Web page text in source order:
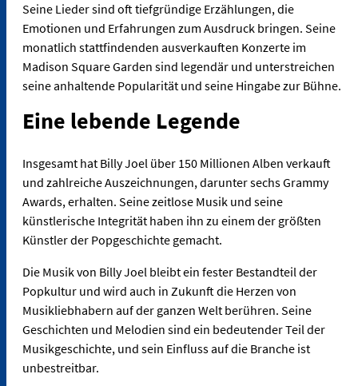
Seine Lieder sind oft tiefgründige Erzählungen, die
Emotionen und Erfahrungen zum Ausdruck bringen. Seine
monatlich stattfindenden ausverkauften Konzerte im
Madison Square Garden sind legendär und unterstreichen
seine anhaltende Popularität und seine Hingabe zur Bühne.
Eine lebende Legende
Insgesamt hat Billy Joel über 150 Millionen Alben verkauft
und zahlreiche Auszeichnungen, darunter sechs Grammy
Awards, erhalten. Seine zeitlose Musik und seine
künstlerische Integrität haben ihn zu einem der größten
Künstler der Popgeschichte gemacht.
Die Musik von Billy Joel bleibt ein fester Bestandteil der
Popkultur und wird auch in Zukunft die Herzen von
Musikliebhabern auf der ganzen Welt berühren. Seine
Geschichten und Melodien sind ein bedeutender Teil der
Musikgeschichte, und sein Einfluss auf die Branche ist
unbestreitbar.